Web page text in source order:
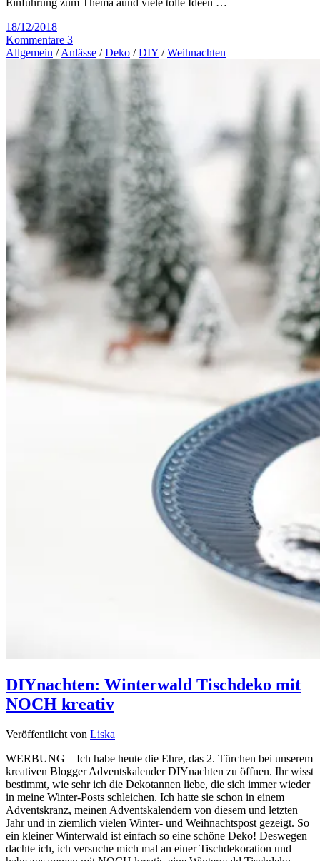
18/12/2018
Kommentare 3
Allgemein /Anlässe /Deko /DIY /Weihnachten
DIYnachten: Winterwald Tischdeko mit
NOCH kreativ
Veröffentlicht von Liska
WERBUNG – Ich habe heute die Ehre, das 2. Türchen bei unserem
kreativen Blogger Adventskalender DIYnachten zu öffnen. Ihr wisst
bestimmt, wie sehr ich die Dekotannen liebe, die sich immer wieder
in meine Winter-Posts schleichen. Ich hatte sie schon in einem
Adventskranz, meinen Adventskalendern von diesem und letzten
Jahr und in ziemlich vielen Winter- und Weihnachtspost gezeigt. So
ein kleiner Winterwald ist einfach so eine schöne Deko! Deswegen
dachte ich, ich versuche mich mal an einer Tischdekoration und